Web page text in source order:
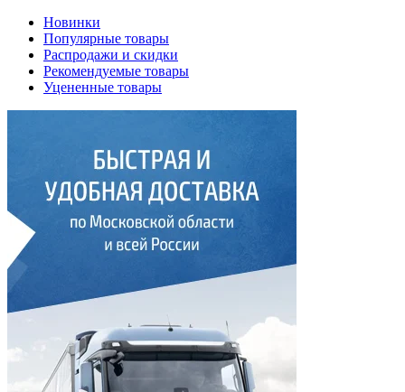
Новинки
Популярные товары
Распродажи и скидки
Рекомендуемые товары
Уцененные товары